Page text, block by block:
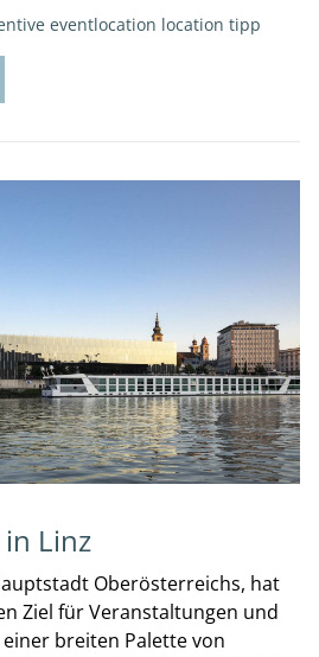
eventlocation location tipp
Linz
Oberösterreichs, hat
Ziel für Veranstaltungen und
breiten Palette von